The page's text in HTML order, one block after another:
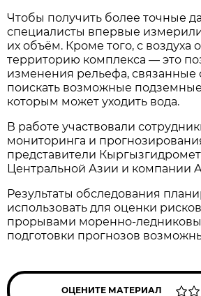
Чтобы получить более точные
специалисты впервые
их объём. Кроме того, с воздуха
территорию комплекса — это
изменения рельефа, связанные
поискать возможные
которым может уходить вода.
В работе участвовали
мониторинга и
представители
Центральной Азии и компании
Результаты обследования
использовать для оценки
прорывами моренно-
подготовки прогнозов
ОЦЕНИТЕ МАТЕРИАЛ